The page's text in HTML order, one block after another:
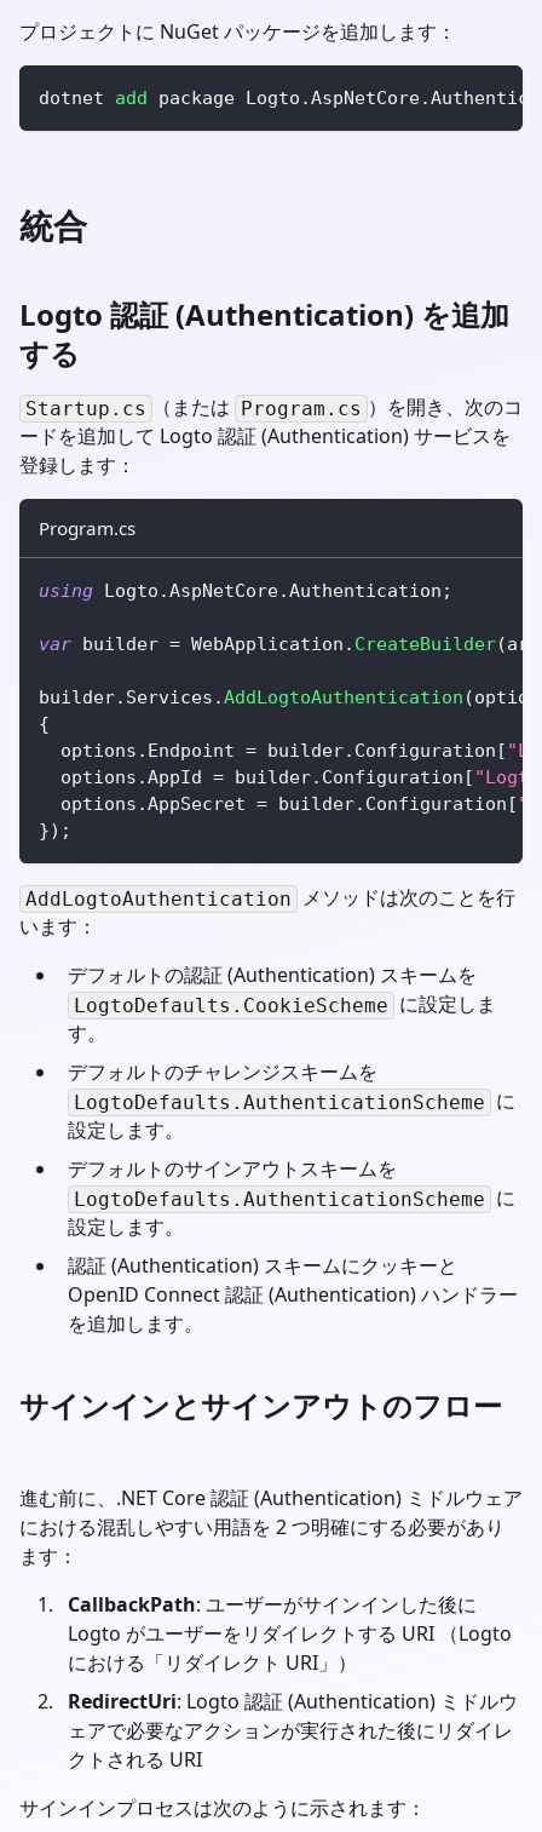
プロジェクトに NuGet パッケージを追加します：
dotnet add package
統合
Logto 認証 (Authentication) を追加
する
Startup.cs （または Program.cs ）を開き、次のコ
ードを追加して Logto 認証 (Authentication) サービスを
登録します：
Program.cs
using Logto .AspNetCore.Authentication ;
var builder = WebApplication . CreateBuilder(
builder. Services .AddLogtoAuthentication (
{
  options
. Endpoint = builder. Configuration [
  options
.AppId = builder. Configuration [
  options
.AppSecret = builder. Configuration [
}) ;
AddLogtoAuthentication
メソッドは次のことを行
います：
デフォルトの認証 (Authentication) スキームを
LogtoDefaults.CookieScheme に設定しま
す。
デフォルトのチャレンジスキームを
LogtoDefaults.AuthenticationScheme に
設定します。
デフォルトのサインアウトスキームを
LogtoDefaults.AuthenticationScheme に
設定します。
認証 (Authentication) スキームにクッキーと
OpenID Connect 認証 (Authentication) ハンドラー
を追加します。
サインインとサインアウトのフロー
進む前に、.NET Core 認証 (Authentication) ミドルウェア
における混乱しやすい用語を 2 つ明確にする必要があり
ます：
CallbackPath: ユーザーがサインインした後に
Logto がユーザーをリダイレクトする URI （Logto
における「リダイレクト URI」）
RedirectUri: Logto 認証 (Authentication) ミドルウ
ェアで必要なアクションが実行された後にリダイレ
クトされる URI
サインインプロセスは次のように示されます：